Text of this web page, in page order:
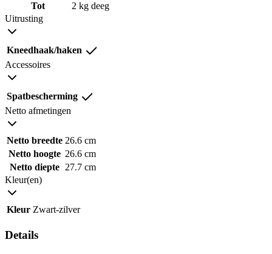
Tot
2 kg deeg
Uitrusting
Kneedhaak/haken
Accessoires
Spatbescherming
Netto afmetingen
Netto breedte 26.6 cm
Netto hoogte 26.6 cm
Netto diepte 27.7 cm
Kleur(en)
Kleur Zwart-zilver
Details